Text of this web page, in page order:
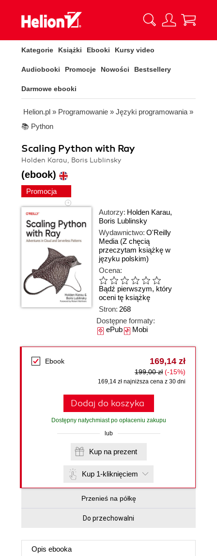
Kategorie Książki Ebooki Kursy video
Audiobooki Promocje Nowości Bestsellery
Darmowe ebooki
Helion.pl » Programowanie » Języki programowania »
📚 Python
Scaling Python with Ray
Holden Karau, Boris Lublinsky
(ebook)
Promocja
Autorzy: Holden Karau,
Boris Lublinsky
Wydawnictwo: O'Reilly
Media (Z chęcią
przeczytam książkę w
języku polskim)
Ocena:
Bądź pierwszym, który
oceni tę książkę
Stron: 268
Dostępne formaty:
ePubMobi
Ebook 169,14 zł
199,00 zł (-15%)
169,14 zł najniższa cena z 30 dni
Dodaj do koszyka
Dostępny natychmiast po opłaceniu zakupu
lub
Kup na prezent
Kup 1-kliknięciem
Przenieś na półkę
Do przechowalni
Opis ebooka